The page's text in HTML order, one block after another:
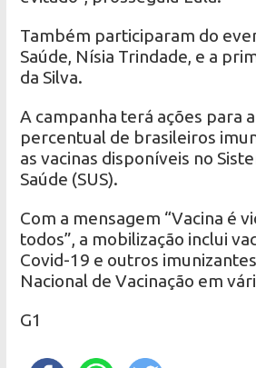
Também participaram do
Saúde, Nísia Trindade, e a
da Silva.
A campanha terá ações para
percentual de brasileiros
as vacinas disponíveis no
Saúde (SUS).
Com a mensagem “Vacina é
todos”, a mobilização inclui
Covid-19 e outros
Nacional de Vacinação em
G1